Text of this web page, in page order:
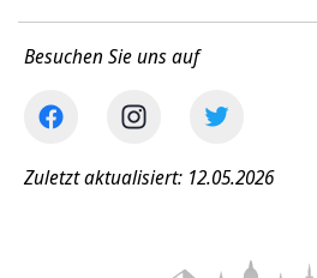
Besuchen Sie uns auf
Zuletzt aktualisiert: 12.05.2026